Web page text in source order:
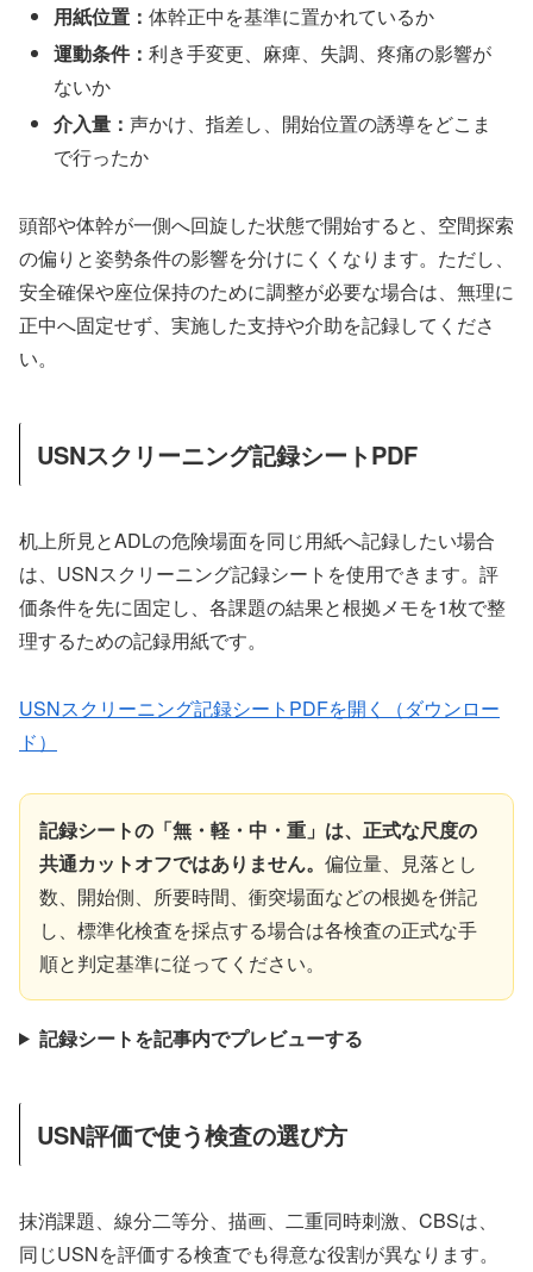
用紙位置：体幹正中を基準に置かれているか
運動条件：利き手変更、麻痺、失調、疼痛の影響が
ないか
介入量：声かけ、指差し、開始位置の誘導をどこま
で行ったか
頭部や体幹が一側へ回旋した状態で開始すると、空間探索
の偏りと姿勢条件の影響を分けにくくなります。ただし、
安全確保や座位保持のために調整が必要な場合は、無理に
正中へ固定せず、実施した支持や介助を記録してくださ
い。
USNスクリーニング記録シートPDF
机上所見とADLの危険場面を同じ用紙へ記録したい場合
は、USNスクリーニング記録シートを使用できます。評
価条件を先に固定し、各課題の結果と根拠メモを1枚で整
理するための記録用紙です。
USNスクリーニング記録シートPDFを開く（ダウンロー
ド）
記録シートの「無・軽・中・重」は、正式な尺度の
共通カットオフではありません。 偏位量、見落とし
数、開始側、所要時間、衝突場面などの根拠を併記
し、標準化検査を採点する場合は各検査の正式な手
順と判定基準に従ってください。
記録シートを記事内でプレビューする
USN評価で使う検査の選び方
抹消課題、線分二等分、描画、二重同時刺激、CBSは、
同じUSNを評価する検査でも得意な役割が異なります。